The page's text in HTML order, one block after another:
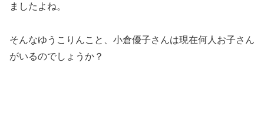
ましたよね。
そんなゆうこりんこと、小倉優子さんは現在何人お子さん
がいるのでしょうか？